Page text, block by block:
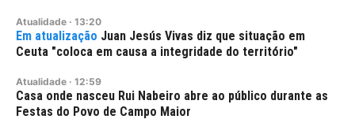
Atualidade · 13:20
Juan Jesús Vivas diz que situação em
Ceuta "coloca em causa a integridade do território"
Atualidade · 12:59
Casa onde nasceu Rui Nabeiro abre ao público durante as
Festas do Povo de Campo Maior